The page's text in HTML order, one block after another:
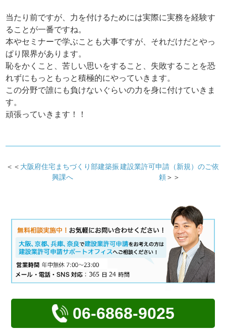
当たり前ですが、力を付けるためには実際に実務を経験す
ることが一番ですね。
本やセミナーで学ぶことも大事ですが、それだけだとやっ
ぱり限界があります。
恥をかくこと、苦しい思いをすること、失敗することを恐
れずにもっともっと積極的にやっていきます。
この分野で誰にも負けないぐらいの力を身に付けていきま
す。
頑張っていきます！！
＜＜ 大阪府住宅まちづくり部建築振
興課へ
建設業許可申請（新規）のご依
頼＞＞
06-6868-9025